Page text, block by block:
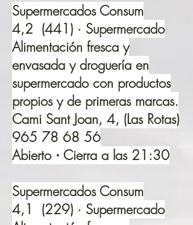
Supermercados Consum
4,2 (441) · Supermercado
Alimentación fresca y
envasada y droguería en
supermercado con productos
propios y de primeras marcas.
Cami Sant Joan, 4, (Las Rotas)
965 78 68 56
Abierto ⋅ Cierra a las 21:30
Supermercados Consum
4,1 (229) · Supermercado